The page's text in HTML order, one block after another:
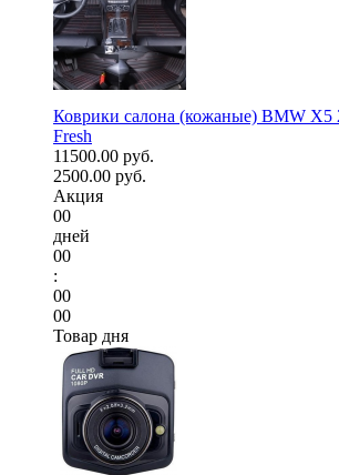
Коврики салона (кожаные) BMW X5
Fresh
11500.00 руб.
2500.00 руб.
Акция
00
дней
00
:
00
00
Товар дня